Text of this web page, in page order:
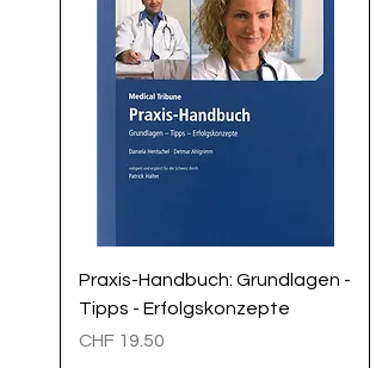
Praxis-Handbuch: Grundlagen -
Tipps - Erfolgskonzepte
Preis
CHF 19.50